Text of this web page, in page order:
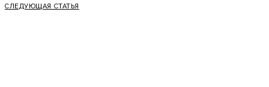
СЛЕДУЮЩАЯ СТАТЬЯ